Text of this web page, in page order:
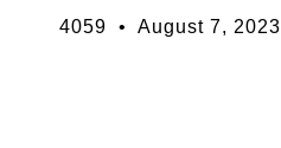
4059 August 7, 2023